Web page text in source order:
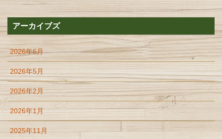
アーカイブズ
2026年6月
2026年5月
2026年2月
2026年1月
2025年11月